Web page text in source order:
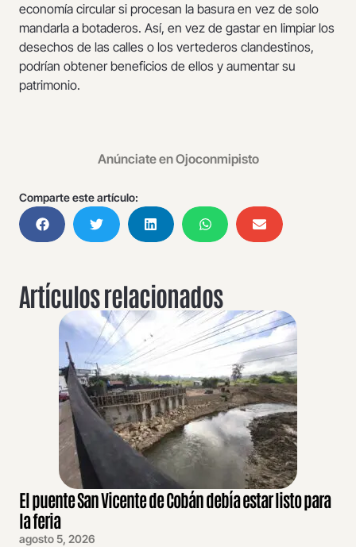
economía circular si procesan la basura en vez de solo
mandarla a botaderos. Así, en vez de gastar en limpiar los
desechos de las calles o los vertederos clandestinos,
podrían obtener beneficios de ellos y aumentar su
patrimonio.
Anúnciate en Ojoconmipisto
Comparte este artículo:
Artículos relacionados
El puente San Vicente de Cobán debía estar listo para
la feria
agosto 5, 2026